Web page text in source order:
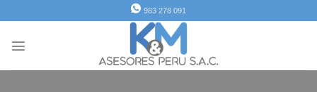
al
contenido
983 278 091